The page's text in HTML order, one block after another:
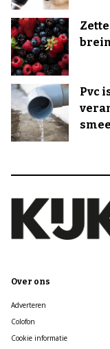
Pvc
Over ons
Adverteren
Colofon
Cookie informatie